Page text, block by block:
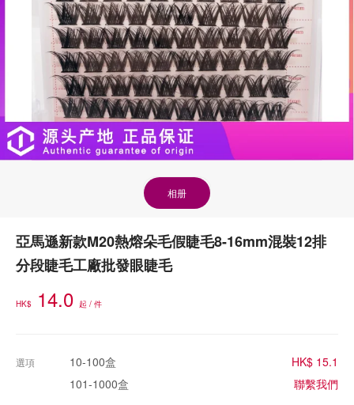
相册
亞馬遜新款M20熱熔朵毛假睫毛8-16mm混裝12排
分段睫毛工廠批發眼睫毛
HK$ 14.0 起 / 件
選項 10-100盒
HK$ 15.1
101-1000盒
聯繫我們